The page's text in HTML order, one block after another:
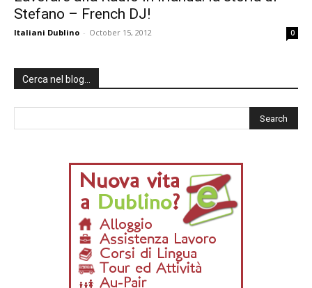
Stefano – French DJ!
Italiani Dublino - October 15, 2012 0
Cerca nel blog…